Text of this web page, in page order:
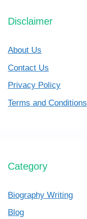
Disclaimer
About Us
Contact Us
Privacy Policy
Terms and Conditions
Category
Biography Writing
Blog